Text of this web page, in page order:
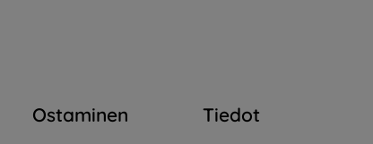
Ostaminen Tiedot